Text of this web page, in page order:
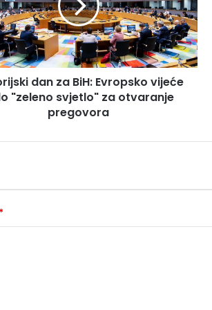
dan za BiH: Evropsko vijeće
"zeleno svjetlo" za otvaranje
pregovora
*